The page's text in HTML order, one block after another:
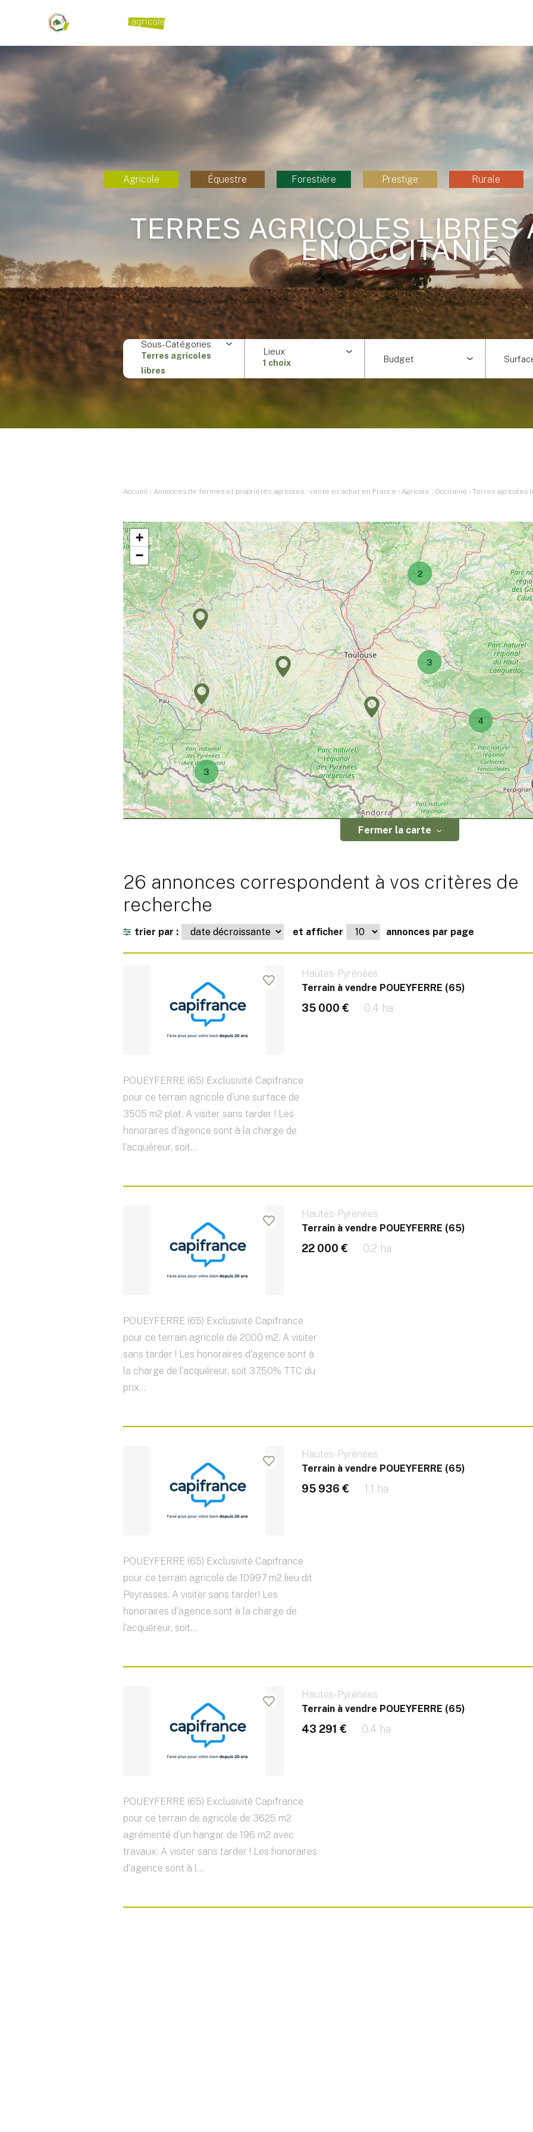
Agricole Équestre Forestière Prestige Rurale
TERRES AGRICOLES LIBRES
EN OCCITANIE
Sous-Catégories
Terres agricoles
libres
Lieux
1 choix Budget
Accueil › Annonces de fermes et propriétés agricoles : vente et achat en France › Agricole : Occitanie › Terres agricoles
2
3
4
3
+
−
Fermer la carte
26 annonces correspondent à vos critères de
recherche
trier par : et afficher annonces par page
Hautes-Pyrénées
Terrain à vendre POUEYFERRE (65)
35 000 € 0.4 ha
POUEYFERRE (65) Exclusivité Capifrance
pour ce terrain agricole d'une surface de
3505 m2 plat. A visiter sans tarder ! Les
honoraires d'agence sont à la charge de
l'acquéreur, soit...
Hautes-Pyrénées
Terrain à vendre POUEYFERRE (65)
22 000 € 0.2 ha
POUEYFERRE (65) Exclusivité Capifrance
pour ce terrain agricole de 2000 m2. A visiter
sans tarder ! Les honoraires d'agence sont à
la charge de l'acquéreur, soit 37,50% TTC du
prix...
Hautes-Pyrénées
Terrain à vendre POUEYFERRE (65)
95 936 € 1.1 ha
POUEYFERRE (65) Exclusivité Capifrance
pour ce terrain agricole de 10997 m2 lieu dit
Peyrasses. A visiter sans tarder! Les
honoraires d'agence sont à la charge de
l'acquéreur, soit...
Hautes-Pyrénées
Terrain à vendre POUEYFERRE (65)
43 291 € 0.4 ha
POUEYFERRE (65) Exclusivité Capifrance
pour ce terrain de agricole de 3625 m2
agrémenté d'un hangar de 196 m2 avec
travaux. A visiter sans tarder ! Les honoraires
d'agence sont à l...